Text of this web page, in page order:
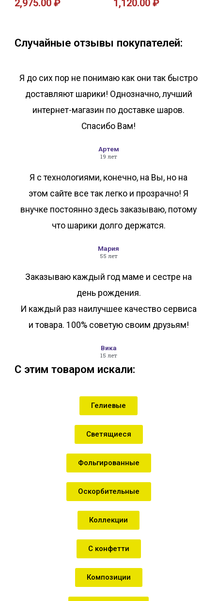
2,975.00 ₽ 1,120.00 ₽
Случайные отзывы покупателей:
Я до сих пор не понимаю как они так быстро
доставляют шарики! Однозначно, лучший
интернет-магазин по доставке шаров.
Спасибо Вам!
Артем
19 лет
Я с технологиями, конечно, на Вы, но на
этом сайте все так легко и прозрачно! Я
внучке постоянно здесь заказываю, потому
что шарики долго держатся.
Мария
55 лет
Заказываю каждый год маме и сестре на
день рождения.
И каждый раз наилучшее качество сервиса
и товара. 100% советую своим друзьям!
Вика
15 лет
С этим товаром искали:
Гелиевые
Светящиеся
Фольгированные
Оскорбительные
Коллекции
С конфетти
Композиции